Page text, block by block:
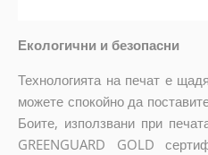
Екологични и безопасни
Технологията на печат е
можете спокойно да
Боите, използвани при
GREENGUARD GOLD